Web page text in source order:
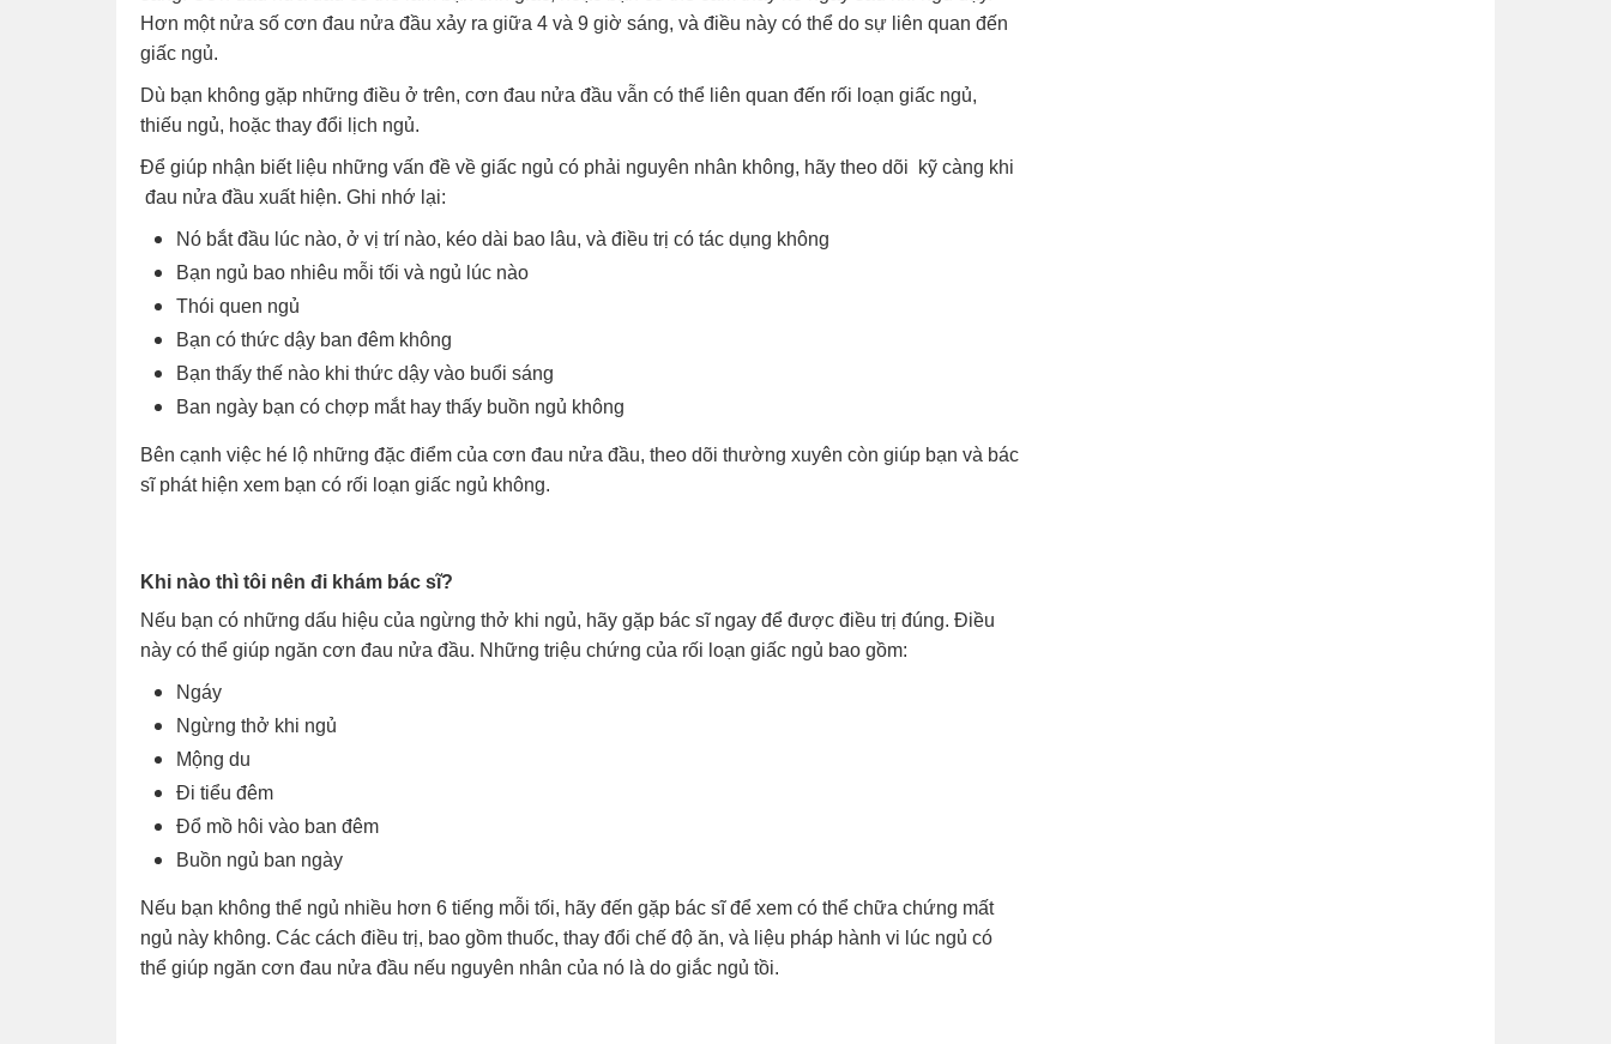
Hơn một nửa số cơn đau nửa đầu xảy ra giữa 4 và 9 giờ sáng, và điều này có thể do sự liên quan đến
giấc ngủ.
Dù bạn không gặp những điều ở trên, cơn đau nửa đầu vẫn có thể liên quan đến rối loạn giấc ngủ,
thiếu ngủ, hoặc thay đổi lịch ngủ.
Để giúp nhận biết liệu những vấn đề về giấc ngủ có phải nguyên nhân không, hãy theo dõi kỹ càng khi
đau nửa đầu xuất hiện. Ghi nhớ lại:
Nó bắt đầu lúc nào, ở vị trí nào, kéo dài bao lâu, và điều trị có tác dụng không
Bạn ngủ bao nhiêu mỗi tối và ngủ lúc nào
Thói quen ngủ
Bạn có thức dậy ban đêm không
Bạn thấy thế nào khi thức dậy vào buổi sáng
Ban ngày bạn có chợp mắt hay thấy buồn ngủ không
Bên cạnh việc hé lộ những đặc điểm của cơn đau nửa đầu, theo dõi thường xuyên còn giúp bạn và bác
sĩ phát hiện xem bạn có rối loạn giấc ngủ không.
Khi nào thì tôi nên đi khám bác sĩ?
Nếu bạn có những dấu hiệu của ngừng thở khi ngủ, hãy gặp bác sĩ ngay để được điều trị đúng. Điều
này có thể giúp ngăn cơn đau nửa đầu. Những triệu chứng của rối loạn giấc ngủ bao gồm:
Ngáy
Ngừng thở khi ngủ
Mộng du
Đi tiểu đêm
Đổ mồ hôi vào ban đêm
Buồn ngủ ban ngày
Nếu bạn không thể ngủ nhiều hơn 6 tiếng mỗi tối, hãy đến gặp bác sĩ để xem có thể chữa chứng mất
ngủ này không. Các cách điều trị, bao gồm thuốc, thay đổi chế độ ăn, và liệu pháp hành vi lúc ngủ có
thể giúp ngăn cơn đau nửa đầu nếu nguyên nhân của nó là do giắc ngủ tồi.